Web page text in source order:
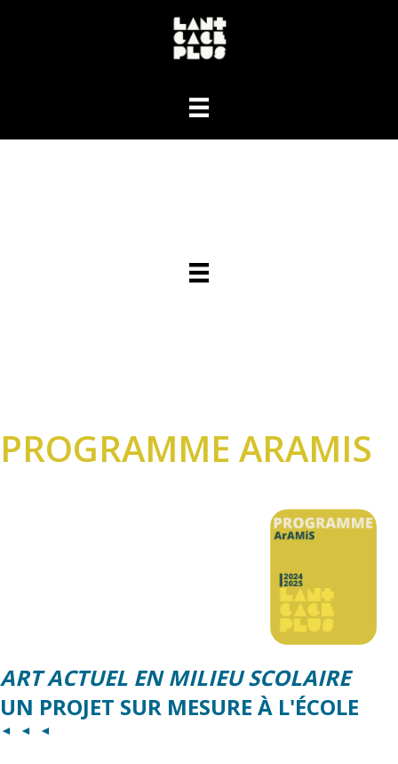
PROGRAMME ARAMIS
ART ACTUEL EN MILIEU SCOLAIRE
UN PROJET SUR MESURE À L'ÉCOLE
◄ ◄ ◄